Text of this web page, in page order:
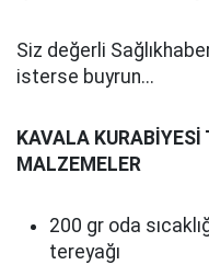
Siz değerli
isterse buyrun...
KAVALA KURABİYESİ
MALZEMELER
200 gr oda
tereyağı